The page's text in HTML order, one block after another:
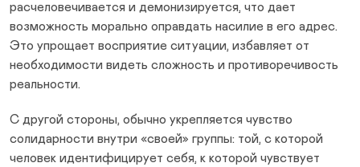
расчеловечивается и демонизируется, что дает
возможность морально оправдать насилие в его адрес.
Это упрощает восприятие ситуации, избавляет от
необходимости видеть сложность и противоречивость
реальности.
С другой стороны, обычно укрепляется чувство
солидарности внутри «своей» группы: той, с которой
человек идентифицирует себя, к которой чувствует